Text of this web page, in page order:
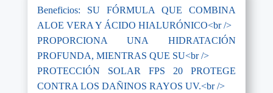
Beneficios: SU FÓRMULA QUE COMBINA
ALOE VERA Y ÁCIDO HIALURÓNICO<br />
PROPORCIONA UNA HIDRATACIÓN
PROFUNDA, MIENTRAS QUE SU<br />
PROTECCIÓN SOLAR FPS 20 PROTEGE
CONTRA LOS DAÑINOS RAYOS UV.<br />